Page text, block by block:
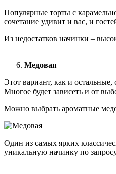
Популярные торты с
сочетание удивит и вас, и
Из недостатков начинки –
Медовая
Этот вариант, как и
Многое будет зависеть и от
Можно выбрать ароматные
Один из самых ярких
уникальную начинку по